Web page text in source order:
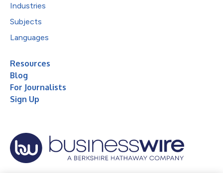
Industries
Subjects
Languages
Resources
Blog
For Journalists
Sign Up